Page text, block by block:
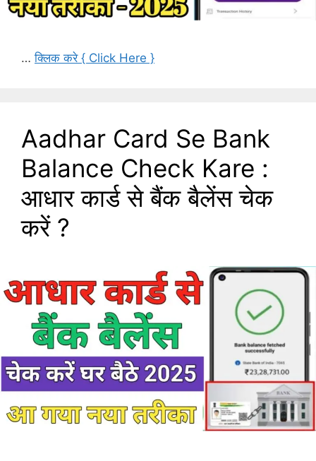
…क्लिक करे { Click Here }
Aadhar Card Se Bank
Balance Check Kare :
आधार कार्ड से बैंक बैलेंस चेक
करें ?